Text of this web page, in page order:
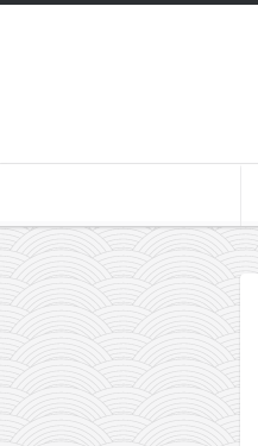
интернет пословање
исхраном до здравља
мој хаику
моменти и места
бонус садржај
светлопис